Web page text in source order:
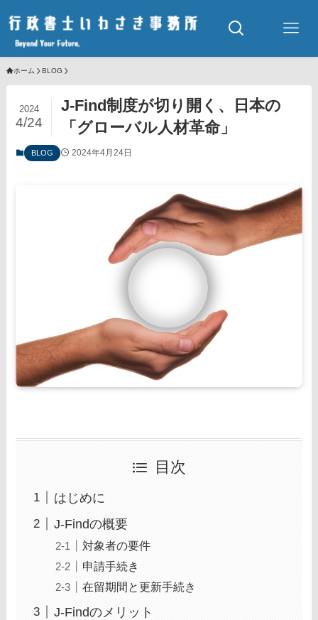
ホーム BLOG
J-Find制度が切り開く、日本の
「グローバル人材革命」
2024
4/24
BLOG 2024年4月24日
目次
はじめに
J-Findの概要
対象者の要件
申請手続き
在留期間と更新手続き
J-Findのメリット